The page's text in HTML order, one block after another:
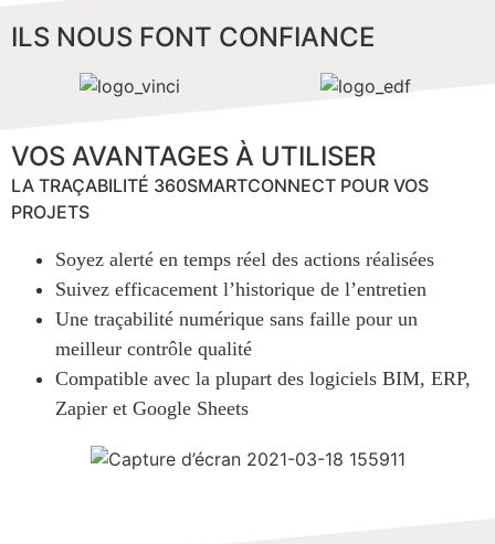
ILS NOUS FONT CONFIANCE
VOS AVANTAGES À UTILISER
LA TRAÇABILITÉ 360SMARTCONNECT POUR VOS
PROJETS
Soyez alerté en temps réel des actions réalisées
Suivez efficacement l’historique de l’entretien
Une traçabilité numérique sans faille pour un
meilleur contrôle qualité
Compatible avec la plupart des logiciels BIM, ERP,
Zapier et Google Sheets